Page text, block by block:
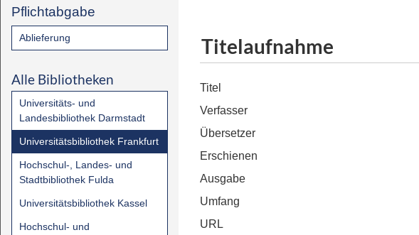
Pflichtabgabe
Ablieferung
Alle Bibliotheken
Universitäts- und
Landesbibliothek Darmstadt
Universitätsbibliothek Frankfurt
Hochschul-, Landes- und
Stadtbibliothek Fulda
Universitätsbibliothek Kassel
Hochschul- und
Titelaufnahme
Titel
Verfasser
Übersetzer
Erschienen
Ausgabe
Umfang
URL